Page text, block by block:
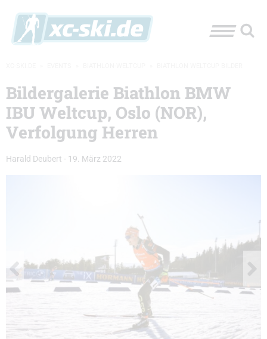
Bildergalerie Biathlon BMW
IBU Weltcup, Oslo (NOR),
Verfolgung Herren
Harald Deubert - 19. März 2022